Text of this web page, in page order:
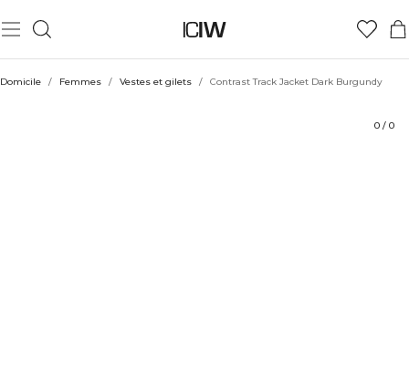
Domicile / Femmes / Vestes et gilets / Contrast Track Jacket Dark Burgundy
0 / 0